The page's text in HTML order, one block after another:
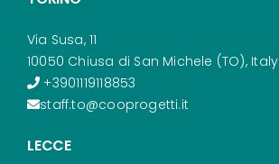
Via Susa, 11
10050 Chiusa di San Michele (TO), Italy
+3901119118853
staff.to@cooprogetti.it
LECCE